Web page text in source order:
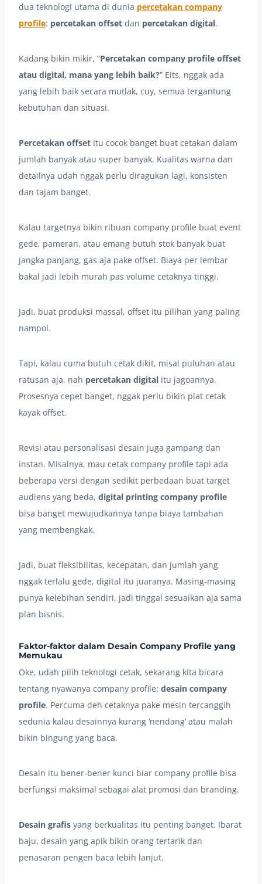
dua teknologi utama di dunia percetakan company
profile: percetakan offset dan percetakan digital.
Kadang bikin mikir, “Percetakan company profile offset
atau digital, mana yang lebih baik?” Eits, nggak ada
yang lebih baik secara mutlak, cuy, semua tergantung
kebutuhan dan situasi.
Percetakan offset itu cocok banget buat cetakan dalam
jumlah banyak atau super banyak. Kualitas warna dan
detailnya udah nggak perlu diragukan lagi, konsisten
dan tajam banget.
Kalau targetnya bikin ribuan company profile buat event
gede, pameran, atau emang butuh stok banyak buat
jangka panjang, gas aja pake offset. Biaya per lembar
bakal jadi lebih murah pas volume cetaknya tinggi.
Jadi, buat produksi massal, offset itu pilihan yang paling
nampol.
Tapi, kalau cuma butuh cetak dikit, misal puluhan atau
ratusan aja, nah percetakan digital itu jagoannya.
Prosesnya cepet banget, nggak perlu bikin plat cetak
kayak offset.
Revisi atau personalisasi desain juga gampang dan
instan. Misalnya, mau cetak company profile tapi ada
beberapa versi dengan sedikit perbedaan buat target
audiens yang beda, digital printing company profile
bisa banget mewujudkannya tanpa biaya tambahan
yang membengkak.
Jadi, buat fleksibilitas, kecepatan, dan jumlah yang
nggak terlalu gede, digital itu juaranya. Masing-masing
punya kelebihan sendiri, jadi tinggal sesuaikan aja sama
plan bisnis.
Faktor-faktor dalam Desain Company Profile yang
Memukau
Oke, udah pilih teknologi cetak, sekarang kita bicara
tentang nyawanya company profile: desain company
profile. Percuma deh cetaknya pake mesin tercanggih
sedunia kalau desainnya kurang ‘nendang’ atau malah
bikin bingung yang baca.
Desain itu bener-bener kunci biar company profile bisa
berfungsi maksimal sebagai alat promosi dan branding.
Desain grafis yang berkualitas itu penting banget. Ibarat
baju, desain yang apik bikin orang tertarik dan
penasaran pengen baca lebih lanjut.